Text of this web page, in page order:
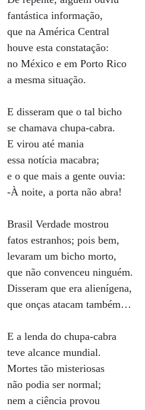
fantástica informação,
que na América Central
houve esta constatação:
no México e em Porto Rico
a mesma situação.
E disseram que o tal bicho
se chamava chupa-cabra.
E virou até mania
essa notícia macabra;
e o que mais a gente ouvia:
-À noite, a porta não abra!
Brasil Verdade mostrou
fatos estranhos; pois bem,
levaram um bicho morto,
que não convenceu ninguém.
Disseram que era alienígena,
que onças atacam também…
E a lenda do chupa-cabra
teve alcance mundial.
Mortes tão misteriosas
não podia ser normal;
nem a ciência provou